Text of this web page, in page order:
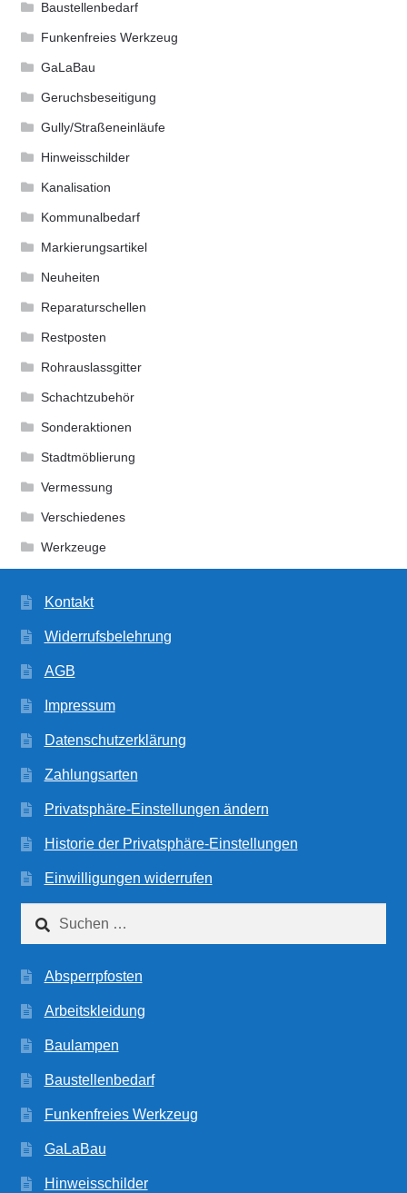
Baustellenbedarf
Funkenfreies Werkzeug
GaLaBau
Geruchsbeseitigung
Gully/Straßeneinläufe
Hinweisschilder
Kanalisation
Kommunalbedarf
Markierungsartikel
Neuheiten
Reparaturschellen
Restposten
Rohrauslassgitter
Schachtzubehör
Sonderaktionen
Stadtmöblierung
Vermessung
Verschiedenes
Werkzeuge
Kontakt
Widerrufsbelehrung
AGB
Impressum
Datenschutzerklärung
Zahlungsarten
Privatsphäre-Einstellungen ändern
Historie der Privatsphäre-Einstellungen
Einwilligungen widerrufen
nach:
Absperrpfosten
Arbeitskleidung
Baulampen
Baustellenbedarf
Funkenfreies Werkzeug
GaLaBau
Hinweisschilder